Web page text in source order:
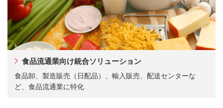
食品流通業向け統合ソリューション
食品卸、製造販売（日配品）、輸入販売、配送センターな
ど、食品流通業に特化